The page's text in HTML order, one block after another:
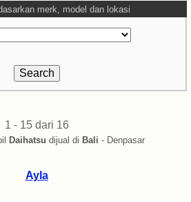
merk, model dan lokasi
1 - 15 dari 16
Daihatsu dijual di Bali - Denpasar
Ayla